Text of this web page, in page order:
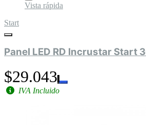
Vista rápida
Start
Panel LED RD Incrustar Start
$29.043
IVA Incluido